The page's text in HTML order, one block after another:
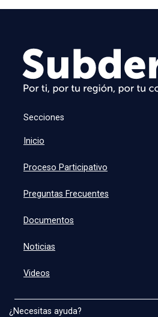
Secciones
Inicio
Proceso Participativo
Preguntas Frecuentes
Documentos
Noticias
Videos
¿Necesitas ayuda?